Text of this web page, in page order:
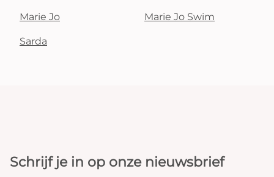
Marie Jo Marie Jo Swim
Sarda
Schrijf je in op onze nieuwsbrief